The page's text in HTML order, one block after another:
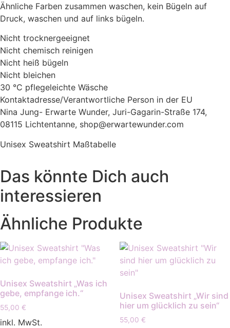
Ähnliche Farben zusammen waschen, kein Bügeln auf
Druck, waschen und auf links bügeln.
Nicht trocknergeeignet
Nicht chemisch reinigen
Nicht heiß bügeln
Nicht bleichen
30 °C pflegeleichte Wäsche
Kontaktadresse/Verantwortliche Person in der EU
Nina Jung- Erwarte Wunder, Juri-Gagarin-Straße 174,
08115 Lichtentanne, shop@erwartewunder.com
Unisex Sweatshirt Maßtabelle
Das könnte Dich auch
interessieren
Ähnliche Produkte
Unisex Sweatshirt „Was ich
gebe, empfange ich.“
55,00 €
inkl. MwSt.
Unisex Sweatshirt „Wir sind
hier um glücklich zu sein“
55,00 €